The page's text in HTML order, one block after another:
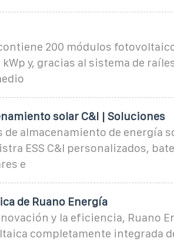
200 módulos
y, gracias al sistema de
solar C&I | Soluciones
almacenamiento de energía
ESS C&I personalizados,
e
de Ruano Energía
y la eficiencia, Ruano
completamente integrada